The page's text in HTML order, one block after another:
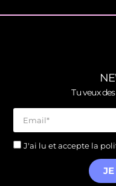
Tu veux
J'ai lu et accepte la